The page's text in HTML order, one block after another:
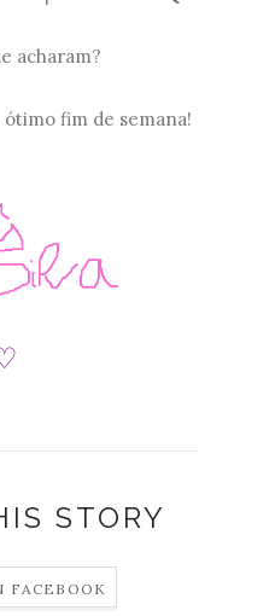
acharam?
fim de semana!
STORY
FACEBOOK